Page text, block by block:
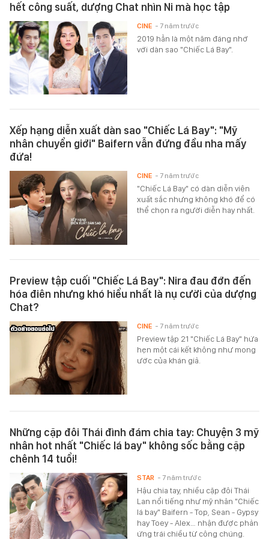
hết công suất, dượng Chat nhìn Ni mà học tập
2019 hẳn là một năm đáng nhớ
với dàn sao "Chiếc Lá Bay".
CINE - 7 năm trước
Xếp hạng diễn xuất dàn sao "Chiếc Lá Bay": "Mỹ
nhân chuyển giới" Baifern vẫn đứng đầu nha mấy
đứa!
"Chiếc Lá Bay" có dàn diễn viên
xuất sắc nhưng không khó để có
thể chọn ra người diễn hay nhất.
CINE - 7 năm trước
Preview tập cuối "Chiếc Lá Bay": Nira đau đớn đến
hóa điên nhưng khó hiểu nhất là nụ cười của dượng
Chat?
Preview tập 21 "Chiếc Lá Bay" hứa
hẹn một cái kết không như mong
ước của khán giả.
CINE - 7 năm trước
Những cặp đôi Thái đình đám chia tay: Chuyện 3 mỹ
nhân hot nhất "Chiếc lá bay" không sốc bằng cặp
chênh 14 tuổi!
Hậu chia tay, nhiều cặp đôi Thái
Lan nổi tiếng như mỹ nhân "Chiếc
lá bay" Baifern - Top, Sean - Gypsy
hay Toey - Alex… nhận được phản
ứng trái chiều từ công chúng.
STAR - 7 năm trước